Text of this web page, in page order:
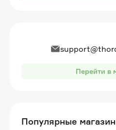
Перейти в
Популярные